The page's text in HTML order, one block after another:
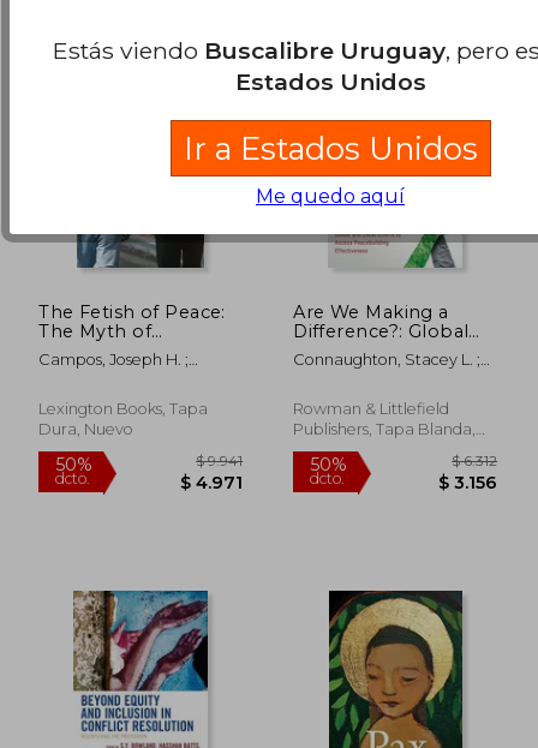
40%
dcto. $ 10.137
50%
dcto. $
The Fetish of Peace:
The Myth of
Transformational
Peace (en Inglés)
Campos, Joseph H. ;
Mastors, Elena
Lexington Books, Tapa
Dura, Nuevo
Are We Making a
Difference?: Global
and Local Efforts to
Assess Peacebuilding
Inglés)
Connaughton, Stacey L. ;
Rowman & Littlefield
Publishers, Tapa Blanda,
Nuevo
Estás viendo Buscalibre Uruguay, pero
Estados Unidos
Ir a Estados Unidos
Me quedo aquí